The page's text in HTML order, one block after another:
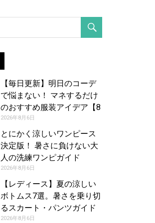
【毎日更新】明日のコーデ
で悩まない！ マネするだけ
のおすすめ服装アイデア【8
月7日夏】
2026年8月6日
とにかく涼しいワンピース
決定版！ 暑さに負けない大
人の洗練ワンピガイド
2026年8月6日
【レディース】夏の涼しい
ボトムス7選。暑さを乗り切
るスカート・パンツガイド
2026年8月6日